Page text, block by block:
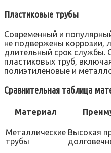
Пластиковые трубы
Современный и
не подвержены коррозии,
длительный срок службы.
пластиковых труб,
полиэтиленовые и
Сравнительная таблица
Материал
Металлические
трубы
Высокая